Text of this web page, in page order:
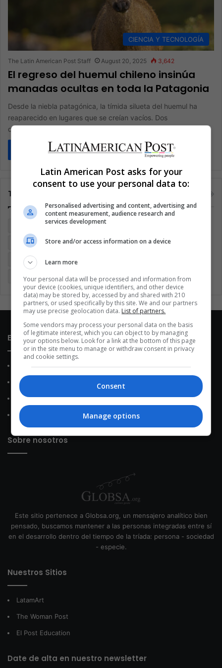
CIENCIA Y TECNOLOGÍA
The Latin American Post Staff August 20, 2025 3,642
El regreso del huemul chileno insinúa
manadas ocultas en toda la Patagonia
Desde la niebla patagónica, la tímida silueta del huemul ha
reaparecido en lugares que se creían vacíos. Dos
descubrimientos recientes…
Read More »
Tags
Brasil Cine
Coronavirus Covid 19 Cuarentena Deportes
Economía Entretenimiento
Memes (ES) Mundo México Música Politica
Enlaces de interés
Sobre Nosotros
Contacto
Política de Privacidad
Política de Cookies
Sobre nosotros
Este sitio pertenece a Globsa.org, un mensajero analítico bien
pensado, buscamos mantener a las personas integradas entre sí
en el desarrollo dentro del tiempo de la tríada: persona - sociedad
- especie.
Nuestros Sitios
LatamArt
The Woman Post
El Post Education
Date de alta en nuestro newsletter
Latin American Post asks for your
consent to use your personal data to:
Personalised advertising and content, advertising and
content measurement, audience research and
services development
Store and/or access information on a device
Learn more
Your personal data will be processed and information from
your device (cookies, unique identifiers, and other device
data) may be stored by, accessed by and shared with 210
partners, or used specifically by this site. We and our partners
may use precise geolocation data. List of partners.
Some vendors may process your personal data on the basis
of legitimate interest, which you can object to by managing
your options below. Look for a link at the bottom of this page
or in the site menu to manage or withdraw consent in privacy
and cookie settings.
Consent
Manage options